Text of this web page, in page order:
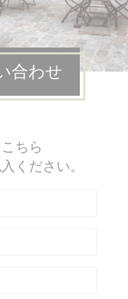
合わせ
ちら
ください。